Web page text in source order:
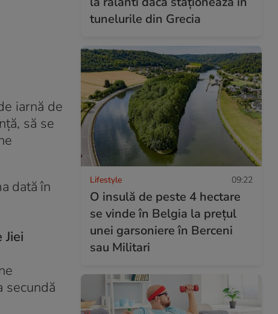
iarnă de
să se
dată în
secundă
tunelurile din Grecia
Lifestyle 09:22
O insulă de peste 4 hectare
se vinde în Belgia la prețul
unei garsoniere în Berceni
sau Militari